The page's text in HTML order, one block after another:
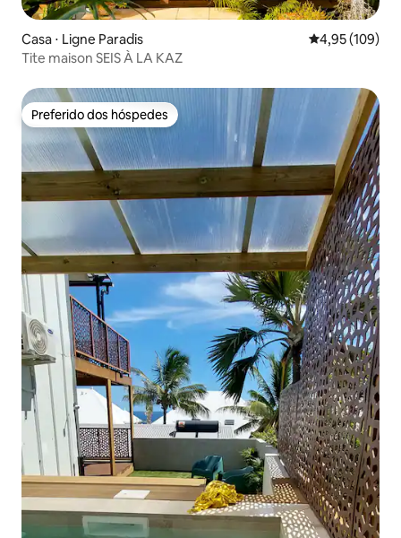
Casa ⋅ Ligne Paradis 4,95 de uma
4,95 (109)
Tite maison SEIS À LA KAZ
Preferido dos hóspedes
Preferido dos hóspedes